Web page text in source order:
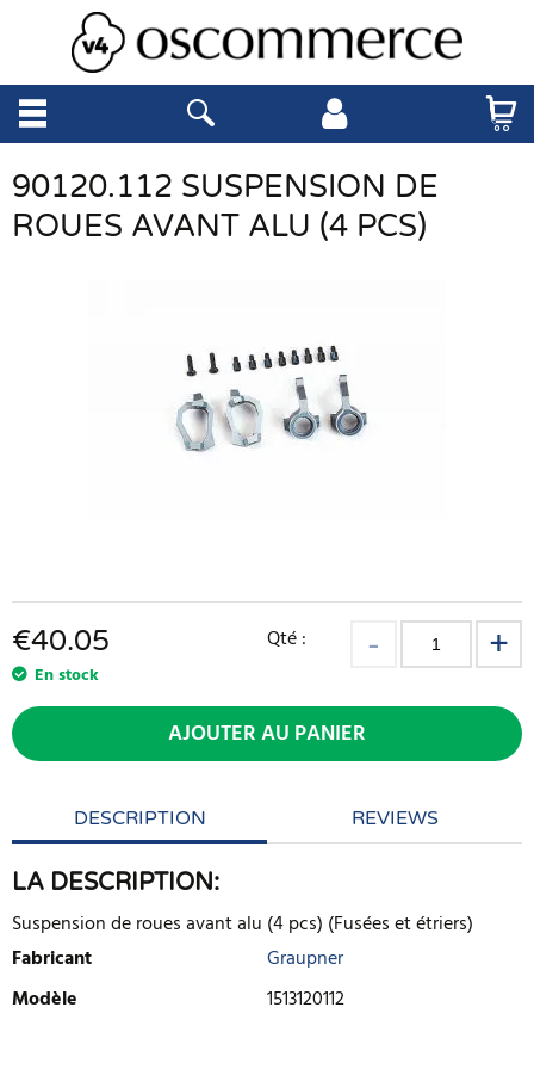
90120.112 SUSPENSION DE
ROUES AVANT ALU (4 PCS)
€40.05
En stock
Qté :
AJOUTER AU PANIER
DESCRIPTION REVIEWS
LA DESCRIPTION:
Suspension de roues avant alu (4 pcs) (Fusées et étriers)
Fabricant
Graupner
Modèle
1513120112